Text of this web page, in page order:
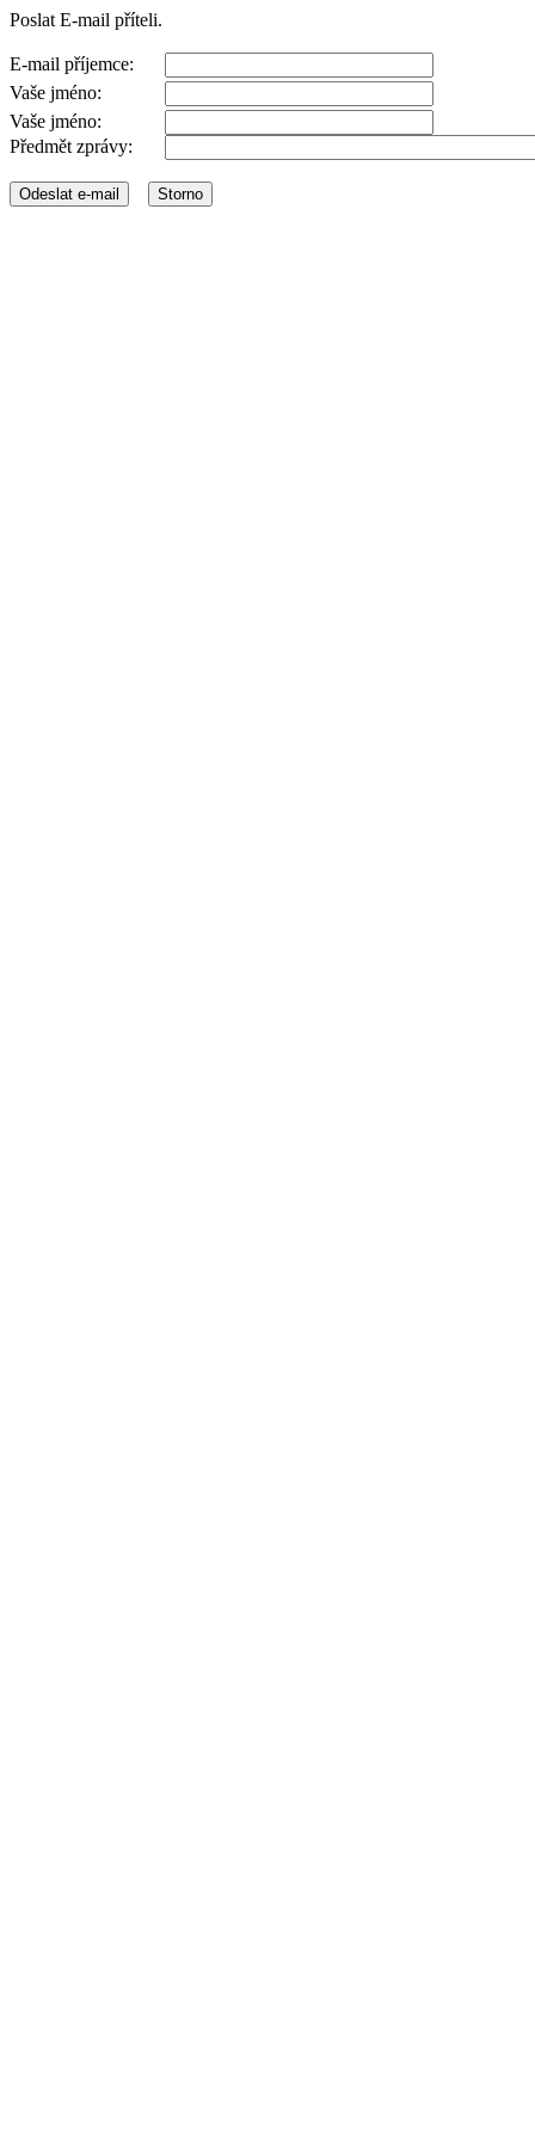
Poslat E-mail příteli.
E-mail příjemce:
Vaše jméno:
Vaše jméno:
Předmět zprávy: